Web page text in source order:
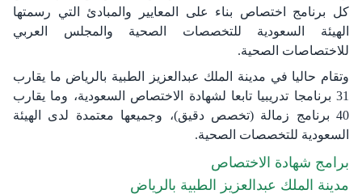
كل برنامج اختصاص بناء على المعايير والمبادئ التي رسمتها
الهيئة السعودية للتخصصات الصحية والمجلس العربي
للاختصاصات الصحية.
وتقام حاليا في مدينة الملك عبدالعزيز الطبية بالرياض ما يقارب
31 برنامجا تدريبيا تابعا لشهادة الاختصاص السعودية، وما يقارب
40 برنامج زمالة (تخصص دقيق)، وجميعها معتمدة لدى الهيئة
السعودية للتخصصات الصحية. ​
برامج شهادة الاختصاص
مدينة الملك عبدالعزيز الطبية بالرياض